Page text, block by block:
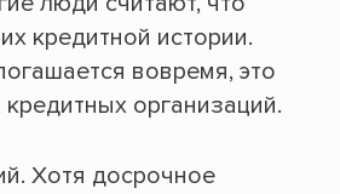
кредитной истории.
вовремя, это
организаций.
Хотя досрочное